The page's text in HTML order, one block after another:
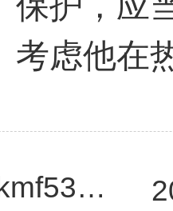
考虑他在
kmf536915xxvhiof